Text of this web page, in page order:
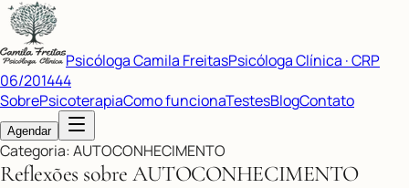
Psicóloga Camila FreitasPsicóloga Clínica · CRP
06/201444
SobrePsicoterapiaComo funcionaTestesBlogContato
Agendar
Categoria: AUTOCONHECIMENTO
Reflexões sobreAUTOCONHECIMENTO